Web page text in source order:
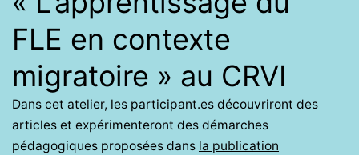
FLE en contexte
migratoire » au CRVI
Dans cet atelier, les participant.es découvriront des
articles et expérimenteront des démarches
pédagogiques proposées dans la publication